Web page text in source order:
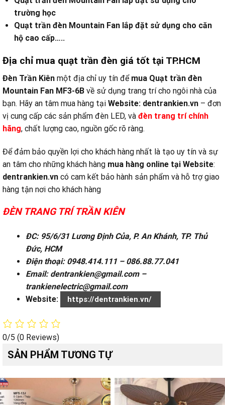
trường học
Quạt trần đèn Mountain Fan lắp đặt sử dụng cho căn
hộ cao cấp…..
Địa chỉ mua quạt trần đèn giá tốt tại TP.HCM
Đèn Trần Kiên một địa chỉ uy tín để mua Quạt trần đèn
Mountain Fan MF3-6B về sử dụng trang trí cho ngôi nhà của
bạn. Hãy an tâm mua hàng tại Website: dentrankien.vn – đơn
vị cung cấp các sản phẩm đèn LED, và đèn trang trí chính
hãng, chất lượng cao, nguồn gốc rõ ràng.
Để đảm bảo quyền lợi cho khách hàng nhất là tạo uy tín và sự
an tâm cho những khách hàng mua hàng online tại Website:
dentrankien.vn có cam kết bảo hành sản phẩm và hỗ trợ giao
hàng tận nơi cho khách hàng
ĐÈN TRANG TRÍ TRẦN KIÊN
ĐC: 95/6/31 Lương Định Của, P. An Khánh, TP. Thủ
Đức, HCM
Điện thoại: 0948.414.111 – 086.88.77.041
Email: dentrankien@gmail.com –
trankienelectric@gmail.com
Website:
https://dentrankien.vn/
0/5 (0 Reviews)
SẢN PHẨM TƯƠNG TỰ